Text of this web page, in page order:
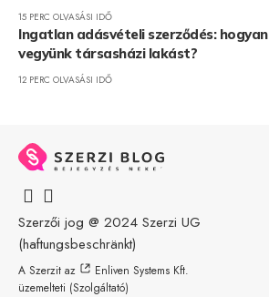
15 PERC OLVASÁSI IDŐ
Ingatlan adásvételi szerződés: hogyan
vegyünk társasházi lakást?
12 PERC OLVASÁSI IDŐ
Szerzői jog @ 2024 Szerzi UG
(haftungsbeschränkt)
A Szerzit az
Enliven Systems Kft.
üzemelteti (Szolgáltató)